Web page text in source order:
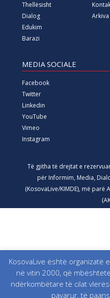
Thellësisht
Dialog
Edukim
Barazi
Arkiva
MEDIA SOCIALE
Facebook
Twitter
Linkedin
YouTube
Vimeo
Instagram
Të gjitha të drejtat e
për Informim, Media,
(KosovaLive/KIMDE), më parë
KosovaLive është organizatë
në vitin 2000, që
ndërkombëtare të cilat
pavarur, të